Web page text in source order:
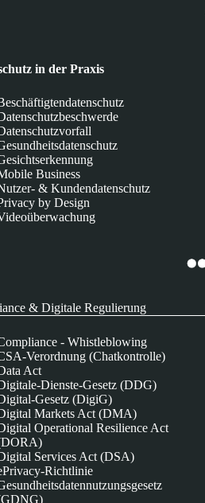
in der Praxis
Business
& Kundendatenschutz
by Design
& Digitale Regulierung
- Whistleblowing
Verordnung (Chatkontrolle)
Act
Dienste-Gesetz (DDG)
Gesetz (DigiG)
Markets Act (DMA)
Operational Resilience Act
Services Act (DSA)
Richtlinie